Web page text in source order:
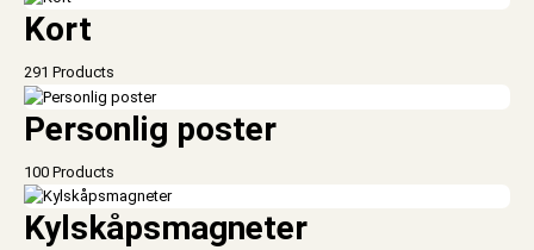
Kort
291 Products
Personlig poster
100 Products
Kylskåpsmagneter